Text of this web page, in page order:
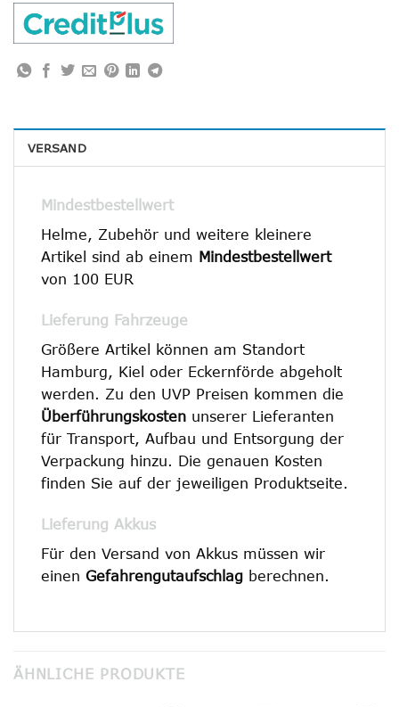
VERSAND
Mindestbestellwert
Helme, Zubehör und weitere kleinere
Artikel sind ab einem Mindestbestellwert
von 100 EUR
Lieferung Fahrzeuge
Größere Artikel können am Standort
Hamburg, Kiel oder Eckernförde abgeholt
werden. Zu den UVP Preisen kommen die
Überführungskosten unserer Lieferanten
für Transport, Aufbau und Entsorgung der
Verpackung hinzu. Die genauen Kosten
finden Sie auf der jeweiligen Produktseite.
Lieferung Akkus
Für den Versand von Akkus müssen wir
einen Gefahrengutaufschlag berechnen.
ÄHNLICHE PRODUKTE